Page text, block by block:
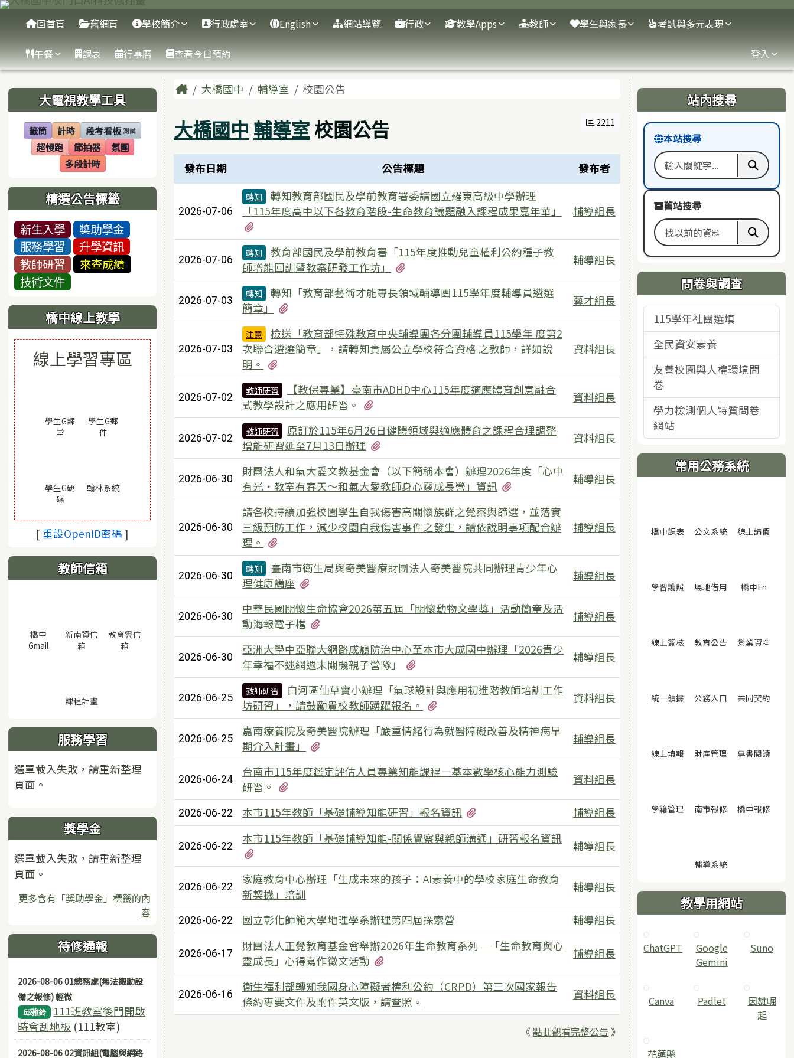
跳至主內容區
臺南市大橋國中
導覽列
回首頁 舊網頁 學校簡介 行政處室 English 網站導覽 行政 教學Apps 教師 學生與家長 考試與多元表現
午餐 課表 行事曆 查看今日預約 登入
左邊區域內容
大電視教學工具
籤筒
(另開視窗)
計時
(另開視窗)段考看板 測試
(另開視窗)
超慢跑
(另開視窗)節拍器
(另開視窗)氛圍
(另開視窗)
多段計時
(另開視窗)
精選公告標籤
新生入學
獎助學金
服務學習
升學資訊
教師研習
來查成績
技術文件
橋中線上教學
線上學習專區
學生G課
堂(另開視窗)
學生G郵
件(另開視窗)
學生G硬
碟(另開視窗)
翰林系統(另開視窗)
[ 重設OpenID密碼 (另開視窗)
]
教師信箱
橋中
Gmail(另開視窗)
新南資信
箱 (另開視窗)
教育雲信
箱 (另開視窗)
課程計畫
服務學習
選單載入失敗，請重新整理
頁面。
獎學金
選單載入失敗，請重新整理
頁面。
更多含有「獎助學金」標籤的內
容
待修通報
2026-08-06 01總務處(無法搬動設
備之報修) 輕微
邱雅鈴
111班教室後門開啟
時會刮地板 (111教室)
2026-08-06 02資訊組(電腦與網路
主內容區域
Home大橋國中 輔導室 校園公告
大橋國中 輔導室校園公告 2211
新聞列表
發布日期 公告標題 發布者
2026-07-06
轉知
轉知教育部國民及學前教育署委請國立羅東高級中學辦理
「115年度高中以下各教育階段-生命教育議題融入課程成果嘉年華」
輔導組長
2026-07-06
轉知
教育部國民及學前教育署「115年度推動兒童權利公約種子教
師增能回訓暨教案研發工作坊」
輔導組長
2026-07-03
轉知
轉知「教育部藝術才能專長領域輔導團115學年度輔導員遴選
簡章」
藝才組長
2026-07-03
注意
檢送「教育部特殊教育中央輔導團各分團輔導員115學年 度第2
次聯合遴選簡章」，請轉知貴屬公立學校符合資格 之教師，詳如說
明。
資料組長
2026-07-02
教師研習
【教保專業】臺南市ADHD中心115年度適應體育創意融合
式教學設計之應用研習。
資料組長
2026-07-02
教師研習
原訂於115年6月26日健體領域與適應體育之課程合理調整
增能研習延至7月13日辦理
資料組長
2026-06-30
財團法人和氣大愛文教基金會（以下簡稱本會）辦理2026年度「心中
有光・教室有春天～和氣大愛教師身心靈成長營」資訊
輔導組長
2026-06-30
請各校持續加強校園學生自我傷害高關懷族群之覺察與篩選，並落實
三級預防工作，減少校園自我傷害事件之發生，請依說明事項配合辦
理。
輔導組長
2026-06-30
轉知
臺南市衛生局與奇美醫療財團法人奇美醫院共同辦理青少年心
理健康講座
輔導組長
2026-06-30
中華民國關懷生命協會2026第五屆「關懷動物文學獎」活動簡章及活
動海報電子檔
輔導組長
2026-06-30
亞洲大學中亞聯大網路成癮防治中心至本市大成國中辦理「2026青少
年幸福不迷網週末關機親子營隊」
輔導組長
2026-06-25
教師研習
白河區仙草實小辦理「氣球設計與應用初進階教師培訓工作
坊研習」，請鼓勵貴校教師踴躍報名。
資料組長
2026-06-25
嘉南療養院及奇美醫院辦理「嚴重情緒行為就醫障礙改善及精神病早
期介入計畫」
輔導組長
2026-06-24
台南市115年度鑑定評估人員專業知能課程－基本數學核心能力測驗
研習。
資料組長
2026-06-22 本市115年教師「基礎輔導知能研習」報名資訊 輔導組長
2026-06-22
本市115年教師「基礎輔導知能-關係覺察與親師溝通」研習報名資訊
輔導組長
2026-06-22
家庭教育中心辦理「生成未來的孩子：AI素養中的學校家庭生命教育
新契機」培訓
輔導組長
2026-06-22 國立彰化師範大學地理學系辦理第四屆探索營 輔導組長
2026-06-17
財團法人正覺教育基金會舉辦2026年生命教育系列─「生命教育與心
靈成長」心得寫作徵文活動
輔導組長
2026-06-16
衛生福利部轉知我國身心障礙者權利公約（CRPD）第三次國家報告
條約專要文件及附件英文版，請查照。
資料組長
《 點此觀看完整公告 》
右邊區域內容
站內搜尋
本站搜尋
搜尋關鍵字 執行本
舊站搜尋
搜尋舊站關鍵字 執行舊
問卷與調查
115學年社團選填
全民資安素養
友善校園與人權環境問
卷
學力檢測個人特質問卷
網站
常用公務系統
橋中課表(另開視窗)
公文系統(另開視窗)
線上請假
學習護照 (另開視窗)
場地借用 (另開視窗)
橋中En
線上簽核(另開視窗)
教育公告(另開視窗)
營業資料(另開
統一領據 (另開視窗)
公務入口 (另開視窗)
共同契約
線上填報 (另開視窗)
財產管理 (另開視窗)
專書閱讀
學籍管理 (另開視窗)
南市報修 (另開視窗)
橋中報修
輔導系統(另開視窗)
教學用網站
ChatGPT
‎Google
Gemini
Suno
Canva Padlet
因雄崛
起
花蓮縣
頁尾區域